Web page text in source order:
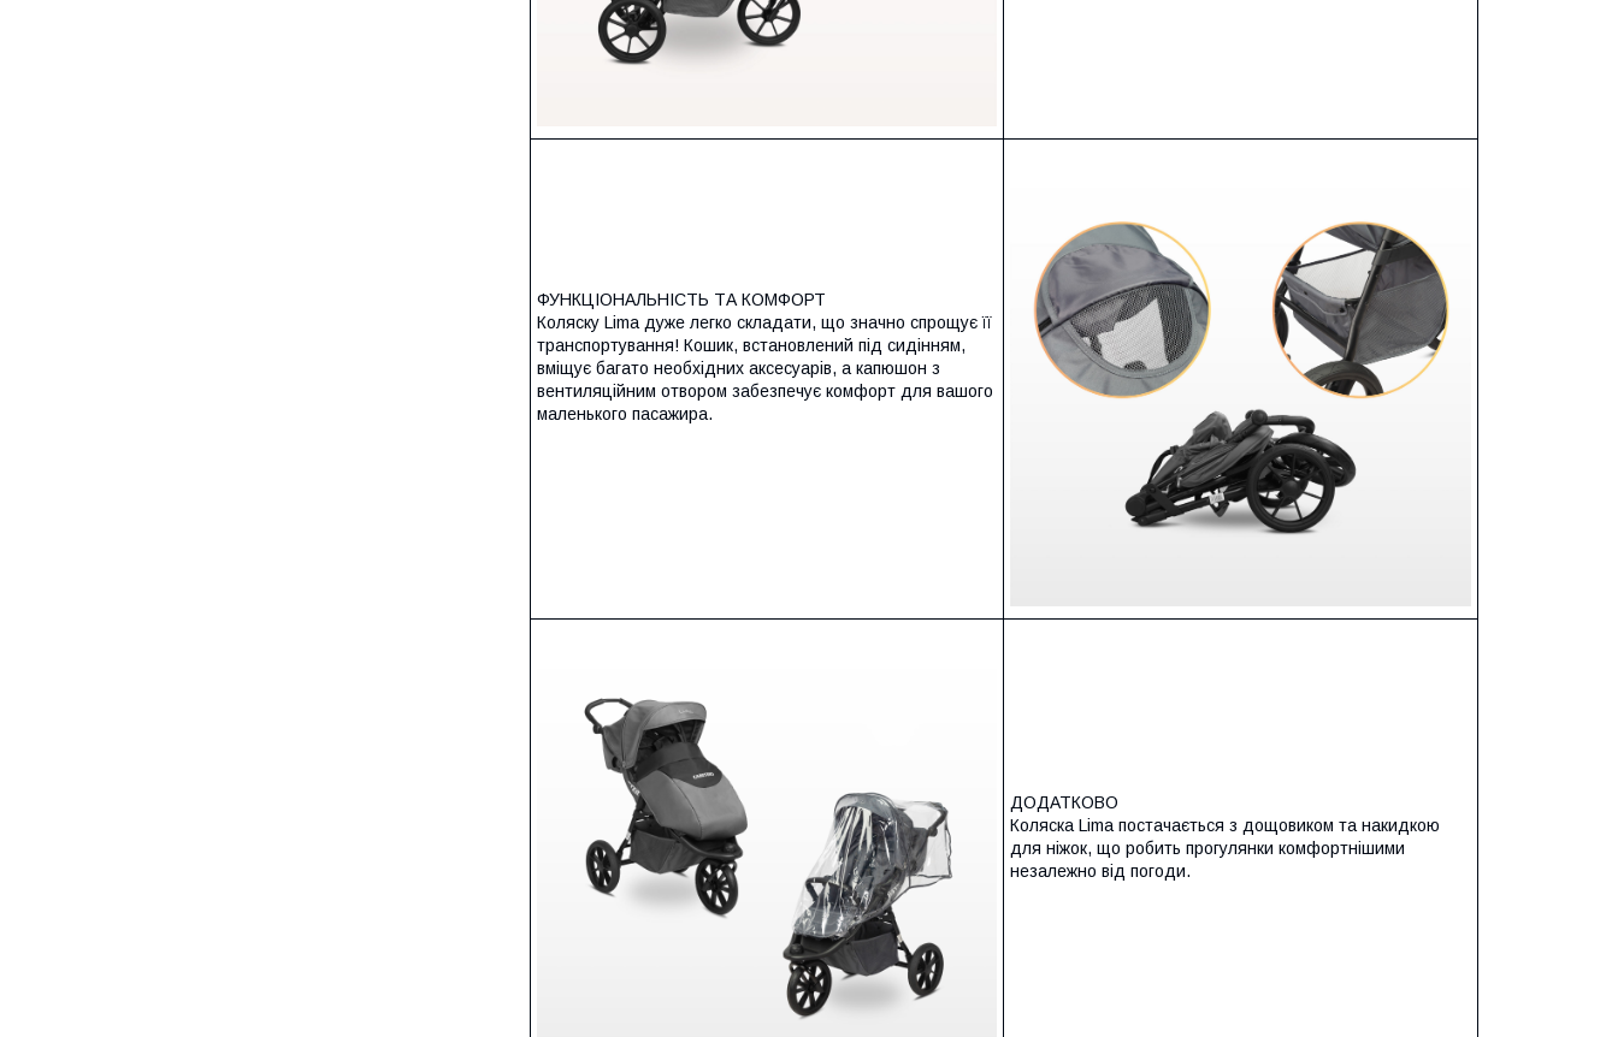
ФУНКЦІОНАЛЬНІСТЬ ТА КОМФОРТ
Коляску Lima дуже легко складати, що значно спрощує її
транспортування! Кошик, встановлений під сидінням,
вміщує багато необхідних аксесуарів, а капюшон з
вентиляційним отвором забезпечує комфорт для вашого
маленького пасажира.
ДОДАТКОВО
Коляска Lima постачається з дощовиком та накидкою
для ніжок, що робить прогулянки комфортнішими
незалежно від погоди.